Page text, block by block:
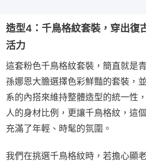
造型4：千鳥格紋套裝，穿出復
活力
這套粉色千鳥格紋套裝，簡直就是
孫娜恩大膽選擇色彩鮮豔的套裝，
系的內搭來維持整體造型的統一性
人的身材比例，更讓千鳥格紋，這
充滿了年輕、時髦的氛圍。
我們在挑選千鳥格紋時，若擔心顯